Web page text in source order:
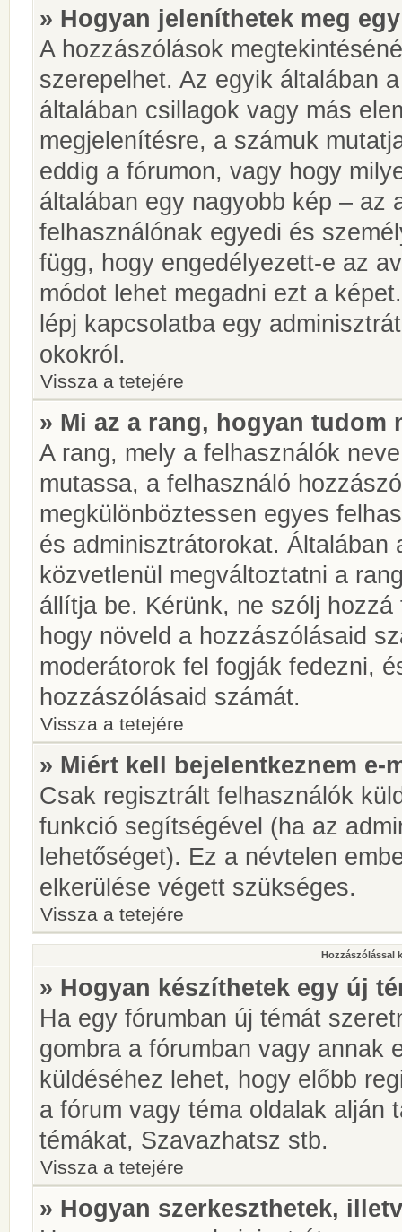
» Hogyan jeleníthetek meg
A hozzászólások
szerepelhet. Az egyik általában
általában csillagok vagy más
megjelenítésre, a számuk
eddig a fórumon, vagy hogy
általában egy nagyobb kép – az
felhasználónak egyedi és
függ, hogy engedélyezett-e az
módot lehet megadni ezt a
lépj kapcsolatba egy
okokról.
Vissza a tetejére
» Mi az a rang, hogyan tudom
A rang, mely a felhasználók
mutassa, a felhasználó
megkülönböztessen egyes
és adminisztrátorokat. Általában
közvetlenül megváltoztatni a
állítja be. Kérünk, ne szólj
hogy növeld a hozzászólásaid
moderátorok fel fogják fedezni,
hozzászólásaid számát.
Vissza a tetejére
» Miért kell bejelentkeznem e-
Csak regisztrált felhasználók
funkció segítségével (ha az
lehetőséget). Ez a névtelen
elkerülése végett szükséges.
Vissza a tetejére
Hozzászólással
» Hogyan készíthetek egy új
Ha egy fórumban új témát
gombra a fórumban vagy annak
küldéséhez lehet, hogy előbb
a fórum vagy téma oldalak alján
témákat, Szavazhatsz stb.
Vissza a tetejére
» Hogyan szerkeszthetek,